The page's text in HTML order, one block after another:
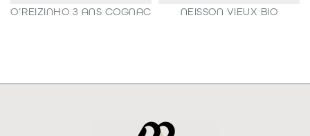
O’REIZINHO 3 ANS COGNAC NEISSON VIEUX BIO